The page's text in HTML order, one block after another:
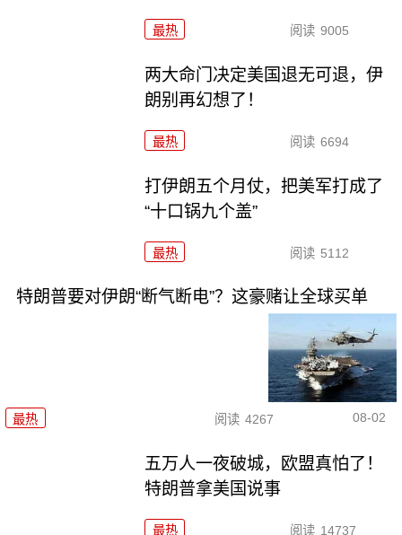
最热 阅读 9005
两大命门决定美国退无可退，伊
朗别再幻想了！
最热 阅读 6694
打伊朗五个月仗，把美军打成了
“十口锅九个盖”
最热 阅读 5112
特朗普要对伊朗“断气断电”？这豪赌让全球买单
最热 阅读 4267 08-02
五万人一夜破城，欧盟真怕了！
特朗普拿美国说事
最热 阅读 14737